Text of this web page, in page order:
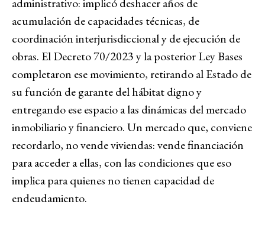
administrativo: implicó deshacer años de
acumulación de capacidades técnicas, de
coordinación interjurisdiccional y de ejecución de
obras. El Decreto 70/2023 y la posterior Ley Bases
completaron ese movimiento, retirando al Estado de
su función de garante del hábitat digno y
entregando ese espacio a las dinámicas del mercado
inmobiliario y financiero. Un mercado que, conviene
recordarlo, no vende viviendas: vende financiación
para acceder a ellas, con las condiciones que eso
implica para quienes no tienen capacidad de
endeudamiento.